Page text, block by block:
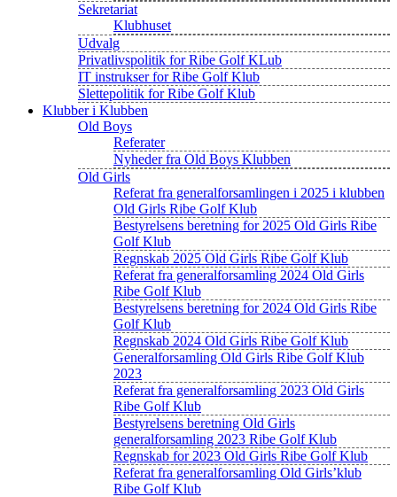
Sekretariat
Klubhuset
Udvalg
Privatlivspolitik for Ribe Golf KLub
IT instrukser for Ribe Golf Klub
Slettepolitik for Ribe Golf Klub
Klubber i Klubben
Old Boys
Referater
Nyheder fra Old Boys Klubben
Old Girls
Referat fra generalforsamlingen i 2025 i klubben
Old Girls Ribe Golf Klub
Bestyrelsens beretning for 2025 Old Girls Ribe
Golf Klub
Regnskab 2025 Old Girls Ribe Golf Klub
Referat fra generalforsamling 2024 Old Girls
Ribe Golf Klub
Bestyrelsens beretning for 2024 Old Girls Ribe
Golf Klub
Regnskab 2024 Old Girls Ribe Golf Klub
Generalforsamling Old Girls Ribe Golf Klub
2023
Referat fra generalforsamling 2023 Old Girls
Ribe Golf Klub
Bestyrelsens beretning Old Girls
generalforsamling 2023 Ribe Golf Klub
Regnskab for 2023 Old Girls Ribe Golf Klub
Referat fra generalforsamling Old Girls’klub
Ribe Golf Klub